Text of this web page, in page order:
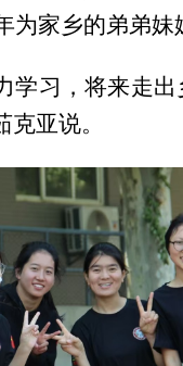
为家乡的弟弟妹
学习，将来走
克亚说。